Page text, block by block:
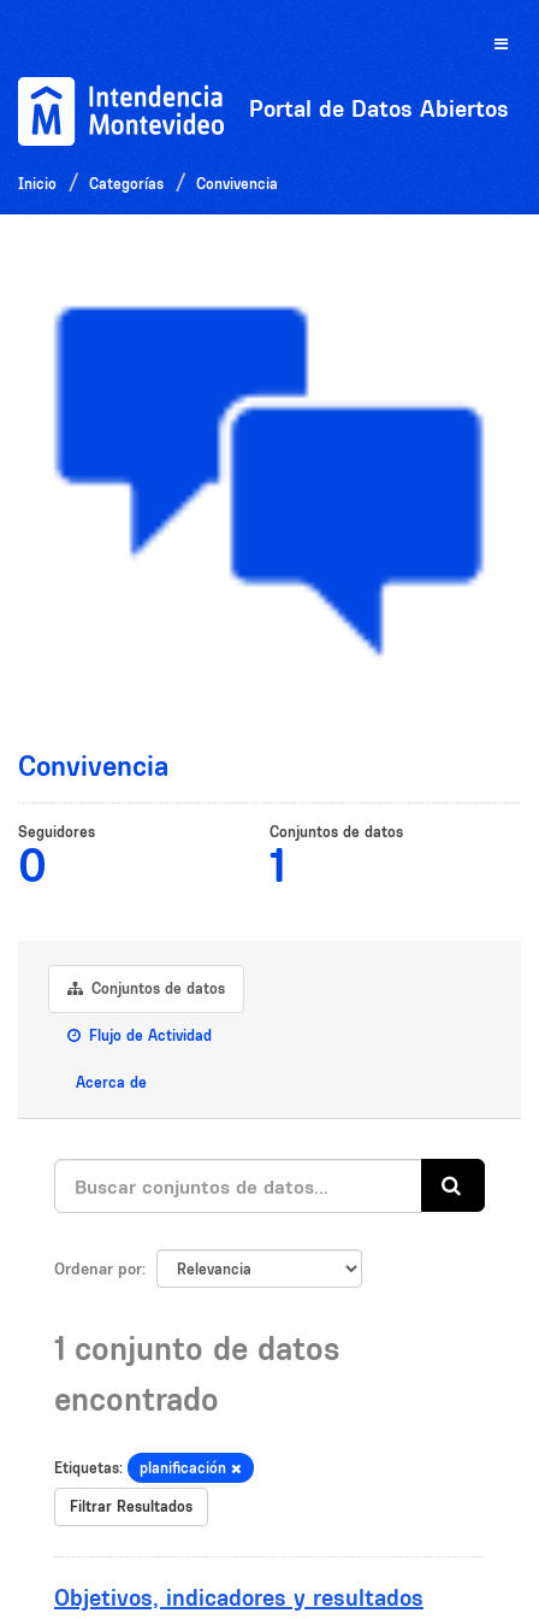
Toggle
Portal de Datos Abiertos
Inicio Categorías Convivencia
Convivencia
Seguidores
0
Conjuntos de datos
1
Conjuntos de datos
Flujo de Actividad
Acerca de
Ordenar por
1 conjunto de datos
encontrado
Etiquetas: planificación
Filtrar Resultados
Objetivos, indicadores y resultados